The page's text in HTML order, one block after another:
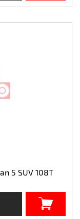
5 SUV 108T